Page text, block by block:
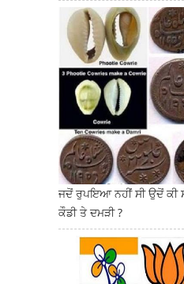
ਜਦੋਂ ਰੁਪਇਆ ਨਹੀਂ ਸੀ ਉਦੋਂ ਕੀ
ਕੌਡੀ ਤੇ ਦਮੜੀ ?